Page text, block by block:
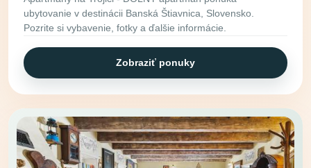
ubytovanie v destinácii Banská Štiavnica, Slovensko.
Pozrite si vybavenie, fotky a ďalšie informácie.
Zobraziť ponuky